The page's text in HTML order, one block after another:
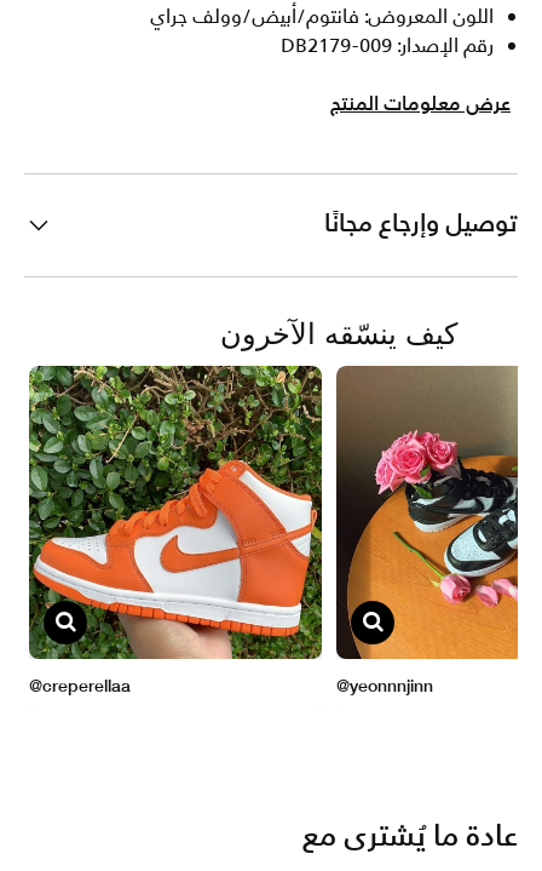
اللون المعروض: فانتوم/أبيض/وولف جراي
رقم الإصدار: DB2179-009
عرض معلومات المنتج
توصيل وإرجاع مجانًا
عادة ما يُشترى مع